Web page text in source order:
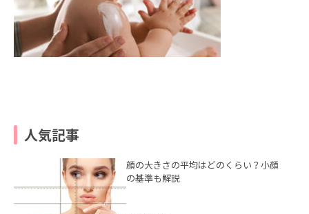
人気記事
顔の大きさの平均はどのくらい？小顔
の基準も解説